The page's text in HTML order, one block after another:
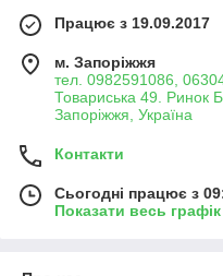
Працює з 19.09.2017
м. Запоріжжя
тел. 0982591086,
Товариська 49. Ринок
Запоріжжя, Україна
Контакти
Сьогодні працює з
Показати весь